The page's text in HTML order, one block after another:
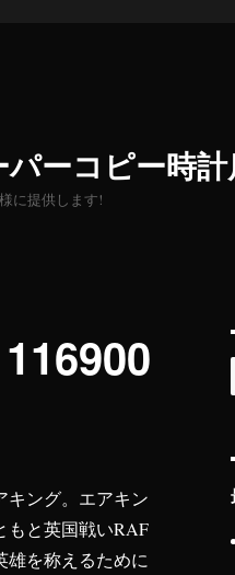
ーコピー時計
に提供します!
キング。エアキン
もと英国戦いRAF
雄を称えるために